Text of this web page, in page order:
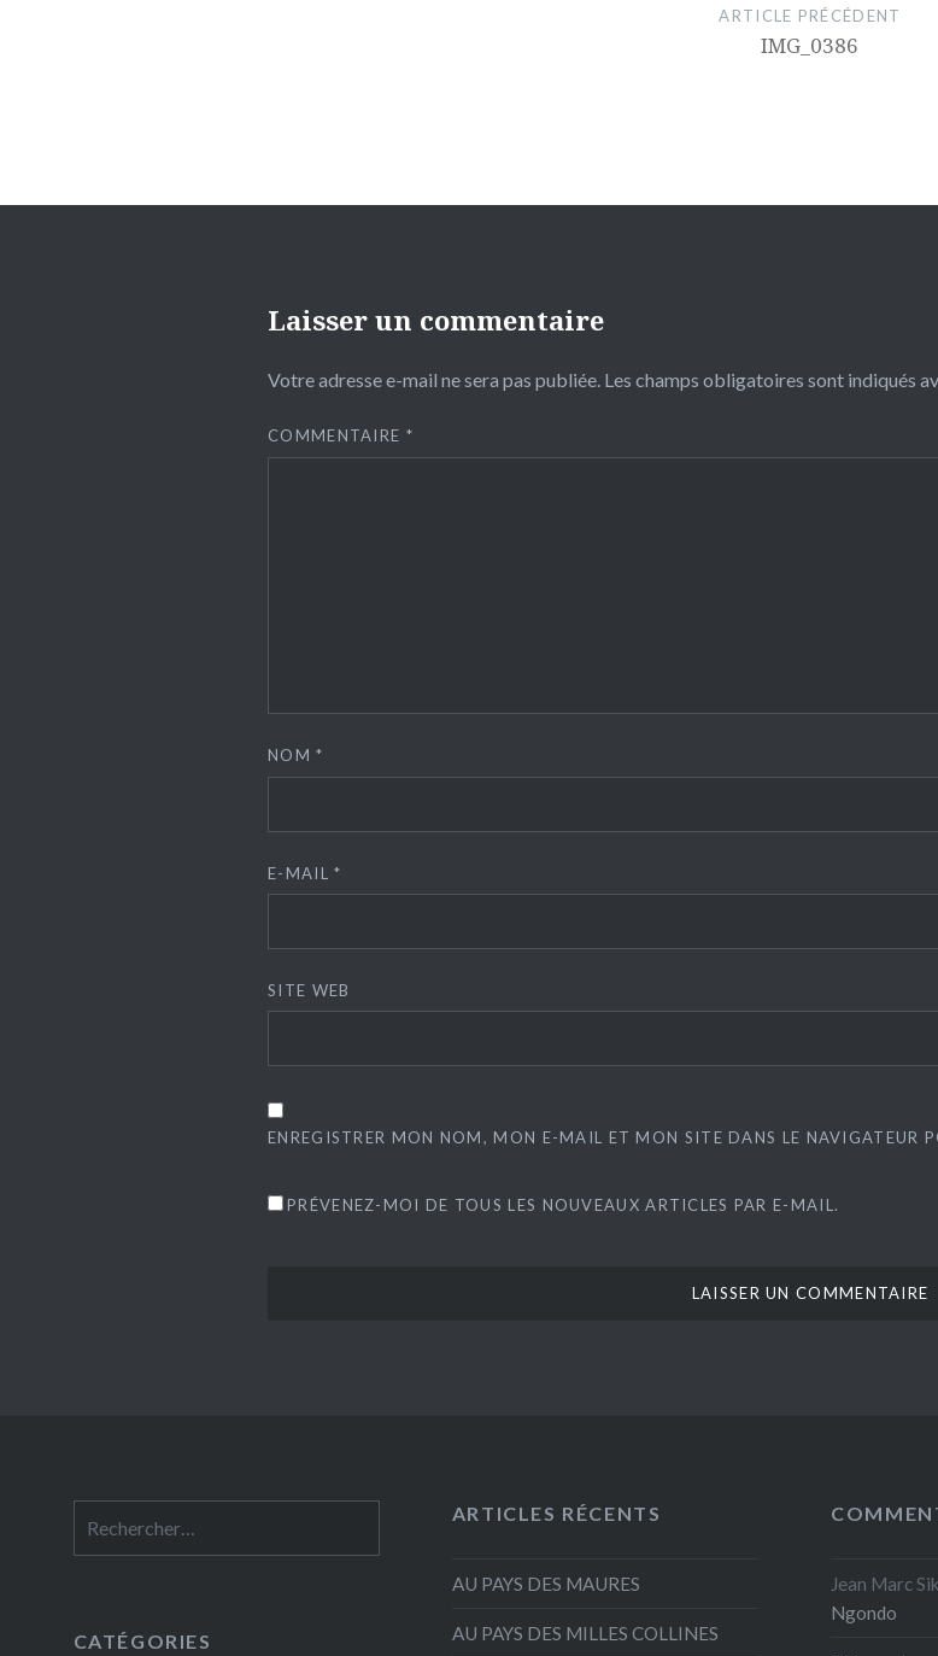
ARTICLE PRÉCÉDENT
IMG_0386
Laisser un commentaire
Votre adresse e-mail ne sera pas publiée. Les champs obligatoires sont indiqués
COMMENTAIRE *
NOM*
E-MAIL*
SITE WEB
ENREGISTRER MON NOM, MON E-MAIL ET MON SITE DANS LE NAVIGATEUR
PRÉVENEZ-MOI DE TOUS LES NOUVEAUX ARTICLES PAR E-MAIL.
ARTICLES RÉCENTS
AU PAYS DES MAURES
AU PAYS DES MILLES COLLINES
Jean Marc
Ngondo
CATÉGORIES